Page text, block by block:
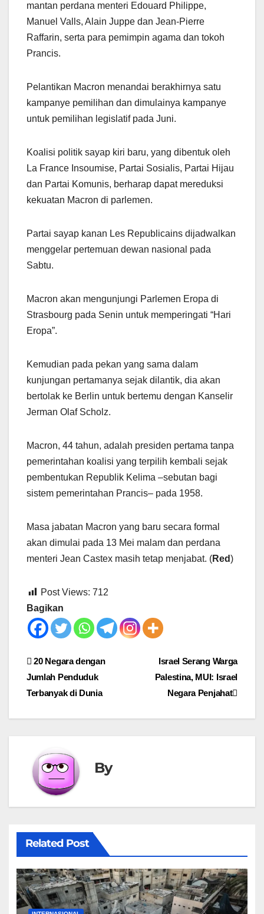
mantan perdana menteri Edouard Philippe,
Manuel Valls, Alain Juppe dan Jean-Pierre
Raffarin, serta para pemimpin agama dan tokoh
Prancis.
Pelantikan Macron menandai berakhirnya satu
kampanye pemilihan dan dimulainya kampanye
untuk pemilihan legislatif pada Juni.
Koalisi politik sayap kiri baru, yang dibentuk oleh
La France Insoumise, Partai Sosialis, Partai Hijau
dan Partai Komunis, berharap dapat mereduksi
kekuatan Macron di parlemen.
Partai sayap kanan Les Republicains dijadwalkan
menggelar pertemuan dewan nasional pada
Sabtu.
Macron akan mengunjungi Parlemen Eropa di
Strasbourg pada Senin untuk memperingati “Hari
Eropa”.
Kemudian pada pekan yang sama dalam
kunjungan pertamanya sejak dilantik, dia akan
bertolak ke Berlin untuk bertemu dengan Kanselir
Jerman Olaf Scholz.
Macron, 44 tahun, adalah presiden pertama tanpa
pemerintahan koalisi yang terpilih kembali sejak
pembentukan Republik Kelima –sebutan bagi
sistem pemerintahan Prancis– pada 1958.
Masa jabatan Macron yang baru secara formal
akan dimulai pada 13 Mei malam dan perdana
menteri Jean Castex masih tetap menjabat. (Red)
Post Views: 712
Bagikan
Post
navigation
Israel Serang Warga
Palestina, MUI: Israel
Negara Penjahat
20 Negara dengan
Jumlah Penduduk
Terbanyak di Dunia
By
Related Post